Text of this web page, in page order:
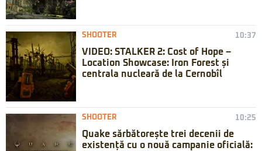
SHOOTER 10:37
VIDEO: STALKER 2: Cost of Hope –
Location Showcase: Iron Forest și
centrala nucleară de la Cernobîl
SHOOTER 10:25
Quake sărbătorește trei decenii de
existență cu o nouă campanie oficială: